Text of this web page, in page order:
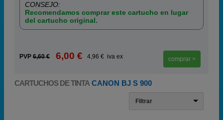
CONSEJO:
Recomendamos comprar este cartucho en lugar
del cartucho original.
PVP 6,60 € 6,00 € 4,96 € iva ex comprar >
CARTUCHOS DE TINTA CANON BJ S 900
Filtrar